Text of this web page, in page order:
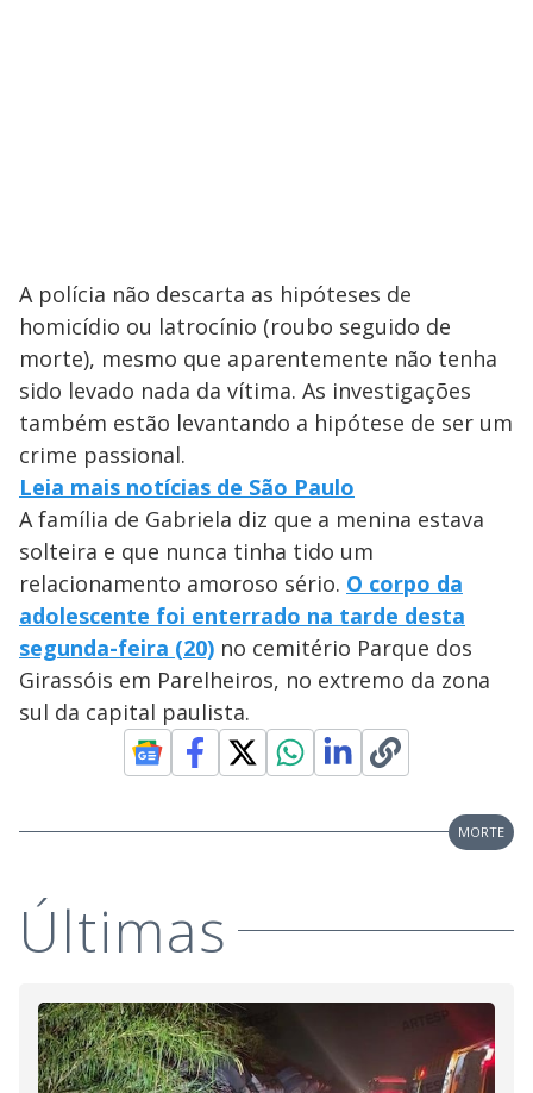
A polícia não descarta as hipóteses de
homicídio ou latrocínio (roubo seguido de
morte), mesmo que aparentemente não tenha
sido levado nada da vítima. As investigações
também estão levantando a hipótese de ser um
crime passional.
Leia mais notícias de São Paulo
A família de Gabriela diz que a menina estava
solteira e que nunca tinha tido um
relacionamento amoroso sério. O corpo da
adolescente foi enterrado na tarde desta
segunda-feira (20) no cemitério Parque dos
Girassóis em Parelheiros, no extremo da zona
sul da capital paulista.
MORTE
Últimas